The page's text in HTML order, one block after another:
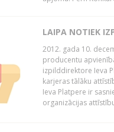
LAIPA NOTIEK
2012. gada 10.
producentu
izpilddirektore Ieva
karjeras tālāku
Ieva Platpere ir
organizācijas